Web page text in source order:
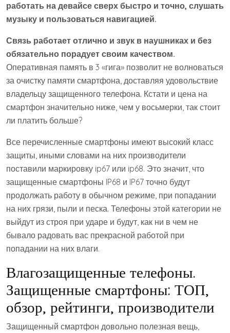
работать на девайсе сверх быстро и точно, слушать
музыку и пользоваться навигацией.
Связь работает отлично и звук в наушниках и без
обязательно порадует своим качеством.
Оперативная память в 3 «гига» позволит не волноваться
за очистку памяти смартфона, доставляя удовольствие
владельцу защищенного телефона. Кстати и цена на
смартфон значительно ниже, чем у восьмерки, так стоит
ли платить больше?
Все перечисленные смартфоны имеют высокий класс
защиты, иными словами на них производители
поставили маркировку ip67 или ip68. Это значит, что
защищенные смартфоны IP68 и IP67 точно будут
продолжать работу в обычном режиме, при попадании
на них грязи, пыли и песка. Телефоны этой категории не
выйдут из строя при ударе и будут, как ни в чем не
бывало радовать вас прекрасной работой при
попадании на них влаги.
Влагозащищенные телефоны.
Защищенные смартфоны: ТОП,
обзор, рейтинги, производители
Защищенный смартфон довольно полезная вещь,